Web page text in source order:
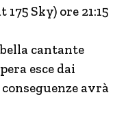
Sky) ore 21:15
cantante
esce dai
avrà